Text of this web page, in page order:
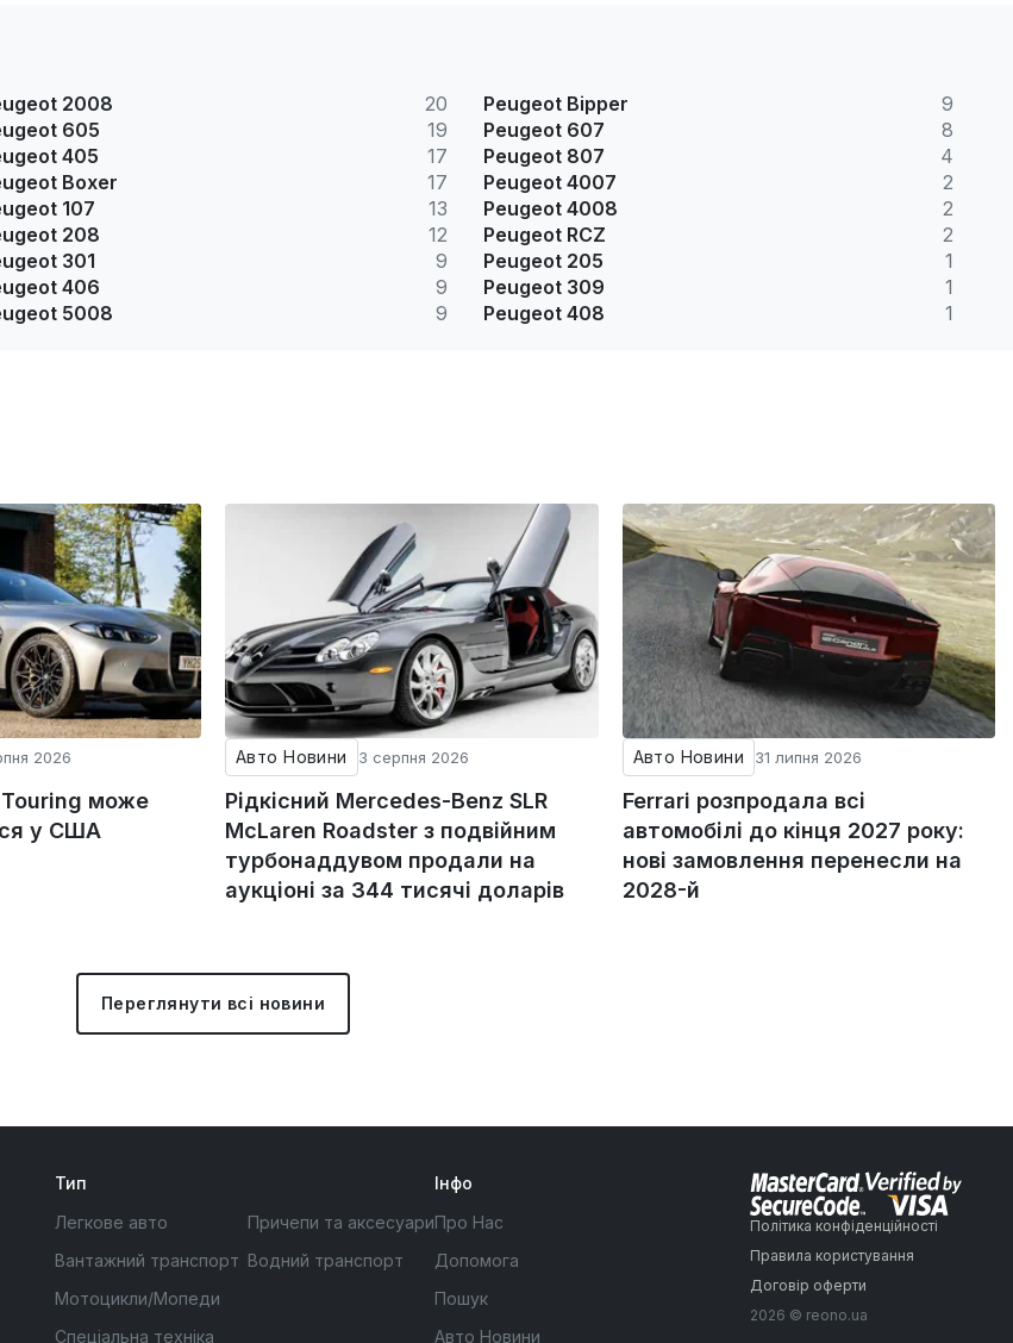
2008
20
605
19
405
17
Boxer
17
107
13
208
12
301
9
406
9
5008
9
Peugeot Bipper
9
Peugeot 607
8
Peugeot 807
4
Peugeot 4007
2
Peugeot 4008
2
Peugeot RCZ
2
Peugeot 205
1
Peugeot 309
1
Peugeot 408
1
2026
Touring може
у США
Авто Новини 3 серпня 2026
Рідкісний Mercedes-Benz SLR
McLaren Roadster з подвійним
турбонаддувом продали на
аукціоні за 344 тисячі доларів
Авто Новини 31 липня 2026
Ferrari розпродала всі
автомобілі до кінця 2027 року:
нові замовлення перенесли на
2028-й
Переглянути всі новини
Тип
Легкове авто
Вантажний транспорт
Мотоцикли/Мопеди
Спеціальна техніка
Причепи та аксесуари
Водний транспорт
Інфо
Про Нас
Допомога
Пошук
Авто Новини
Політика конфіденційності
Правила користування
Договір оферти
2026 © reono.ua